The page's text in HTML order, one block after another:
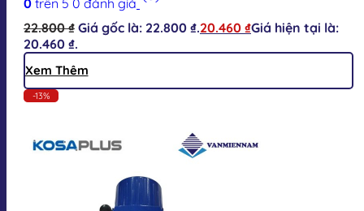
22.800₫ Giá gốc là: 22.800 ₫.20.460 ₫Giá hiện tại là:
20.460 ₫.
Xem Thêm
-13%